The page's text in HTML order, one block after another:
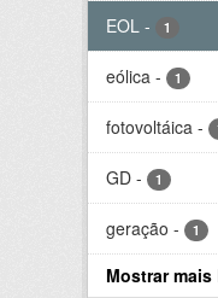
EOL - 1
eólica - 1
fotovoltáica -
GD - 1
geração - 1
Mostrar